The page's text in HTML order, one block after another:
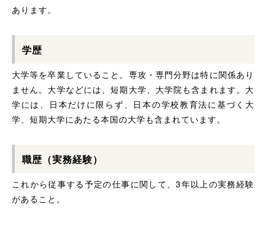
あります。
学歴
大学等を卒業していること。専攻・専門分野は特に関係あり
ません。大学などには、短期大学、大学院も含まれます。大
学には、日本だけに限らず、日本の学校教育法に基づく大
学、短期大学にあたる本国の大学も含まれています。
職歴（実務経験）
これから従事する予定の仕事に関して、3年以上の実務経験
があること。